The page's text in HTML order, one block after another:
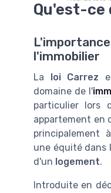
Qu'est-ce
l'immobilier
La loi Carrez
domaine de l'
particulier lors
appartement en
principalement
une équité dans
d'un logement.
Introduite en